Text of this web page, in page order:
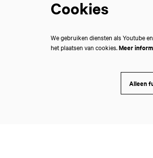
Cookies
We gebruiken diensten als Youtube
het plaatsen van cookies.Meer
Alleen